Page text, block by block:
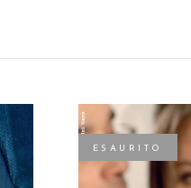
ESAURITO